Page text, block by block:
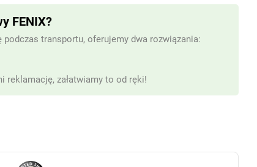
FENIX?
transportu, oferujemy dwa rozwiązania:
reklamację, załatwiamy to od ręki!